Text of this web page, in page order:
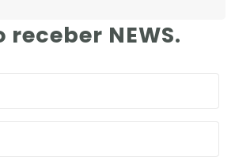
receber NEWS.